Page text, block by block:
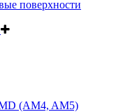
поверхности
(AM4, AM5)